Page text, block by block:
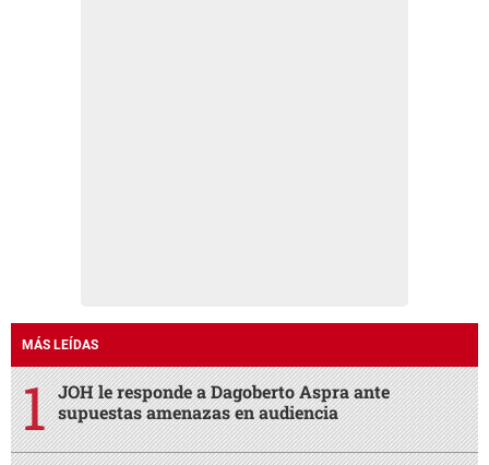
MÁS LEÍDAS
JOH le responde a Dagoberto Aspra ante
supuestas amenazas en audiencia